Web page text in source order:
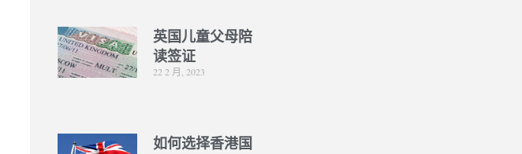
英国儿童父母陪
读签证
22 2 月, 2023
如何选择香港国